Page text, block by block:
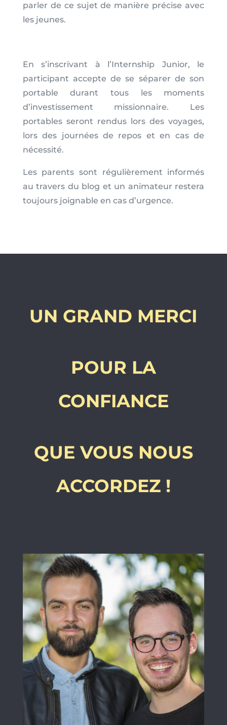
parler de ce sujet de manière précise avec
les jeunes.
En s’inscrivant à l’Internship Junior, le
participant accepte de se séparer de son
portable durant tous les moments
d’investissement missionnaire. Les
portables seront rendus lors des voyages,
lors des journées de repos et en cas de
nécessité.
Les parents sont régulièrement informés
au travers du blog et un animateur restera
toujours joignable en cas d’urgence.
UN GRAND MERCI
POUR LA
CONFIANCE
QUE VOUS NOUS
ACCORDEZ !